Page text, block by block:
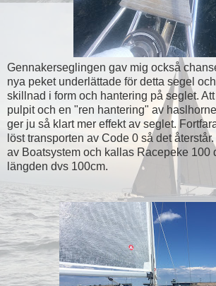
Gennakerseglingen gav mig också
nya peket underlättade för detta segel
skillnad i form och hantering på seglet.
pulpit och en "ren hantering" av
ger ju så klart mer effekt av seglet.
löst transporten av Code 0 så det
av Boatsystem och kallas Racepeke 100
längden dvs 100cm.